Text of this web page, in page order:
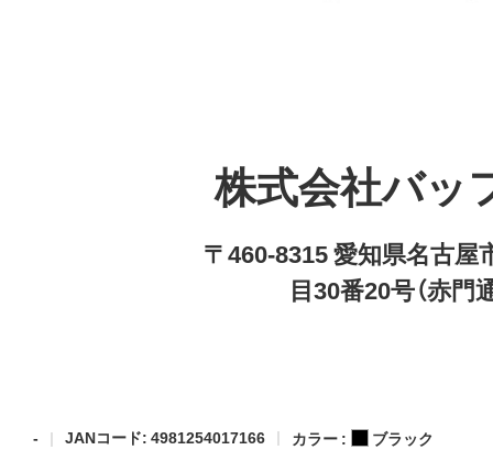
株式会社バッ
〒460-8315 愛知県名古屋
目30番20号（赤門
- JANコード: 4981254017166 カラー : ブラック